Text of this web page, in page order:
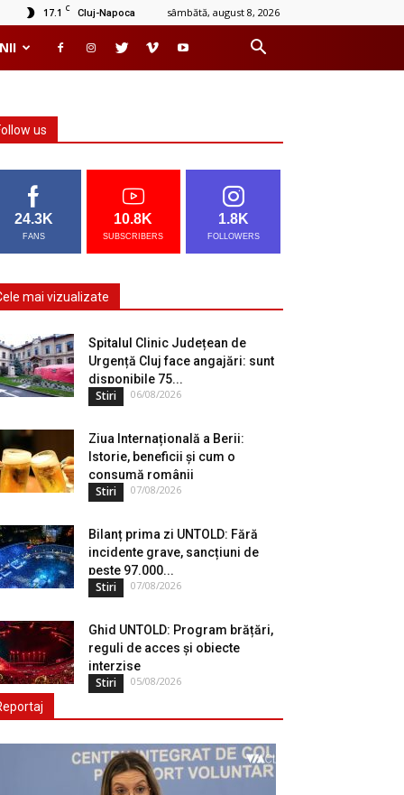
17.1 C Cluj-Napoca sâmbătă, august 8, 2026
us
24.3K
FANS
10.8K
SUBSCRIBERS
1.8K
FOLLOWERS
mai vizualizate
Spitalul Clinic Județean de
Urgență Cluj face angajări: sunt
disponibile 75...
Stiri 06/08/2026
Ziua Internațională a Berii:
Istorie, beneficii și cum o
consumă românii
Stiri 07/08/2026
Bilanț prima zi UNTOLD: Fără
incidente grave, sancțiuni de
peste 97.000...
Stiri 07/08/2026
Ghid UNTOLD: Program brățări,
reguli de acces și obiecte
interzise
Stiri 05/08/2026